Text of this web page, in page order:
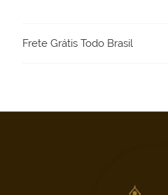
Frete Grátis Todo Brasil